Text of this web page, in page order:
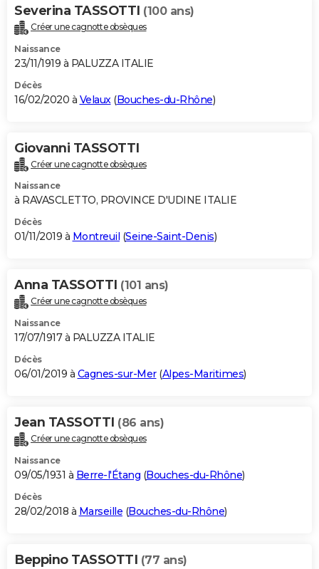
Severina TASSOTTI (100 ans)
Créer une cagnotte obsèques
Naissance
23/11/1919 à PALUZZA ITALIE
Décès
16/02/2020 à Velaux (Bouches-du-Rhône)
Giovanni TASSOTTI
Créer une cagnotte obsèques
Naissance
à RAVASCLETTO, PROVINCE D'UDINE ITALIE
Décès
01/11/2019 à Montreuil (Seine-Saint-Denis)
Anna TASSOTTI (101 ans)
Créer une cagnotte obsèques
Naissance
17/07/1917 à PALUZZA ITALIE
Décès
06/01/2019 à Cagnes-sur-Mer(Alpes-Maritimes)
Jean TASSOTTI (86 ans)
Créer une cagnotte obsèques
Naissance
09/05/1931 à Berre-l'Étang (Bouches-du-Rhône)
Décès
28/02/2018 à Marseille (Bouches-du-Rhône)
Beppino TASSOTTI (77 ans)